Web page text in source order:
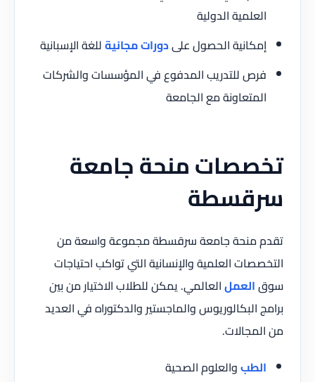
العلمية الدولية
إمكانية الحصول علىدورات مجانيةللغة الإسبانية
فرص للتدريب المدفوع في المؤسسات والشركات
المتعاونة مع الجامعة
تخصصات منحة جامعة
سرقسطة
تقدم منحة جامعة سرقسطة مجموعة واسعة من
التخصصات العلمية والإنسانية التي تواكب احتياجات
سوقالعملالعالمي. يمكن للطلاب الاختيار من بين
برامج البكالوريوس والماجستير والدكتوراه في العديد
من المجالات.
الطبوالعلوم الصحية